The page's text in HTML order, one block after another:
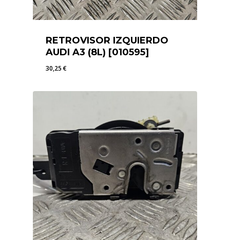
RETROVISOR IZQUIERDO
AUDI A3 (8L) [010595]
30,25€